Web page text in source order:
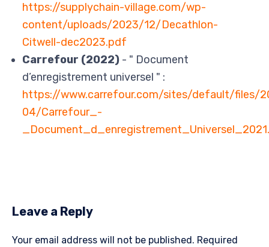
https://supplychain-village.com/wp-
content/uploads/2023/12/Decathlon-
Citwell-dec2023.pdf
Carrefour (2022) - " Document
d’enregistrement universel " :
https://www.carrefour.com/sites/default/files/
04/Carrefour_-
Leave a Reply
Your email address will not be published. Required